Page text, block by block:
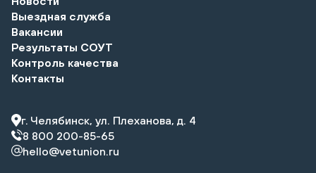
Выездная служба
Вакансии
Результаты СОУТ
Контроль качества
Контакты
г. Челябинск, ул. Плеханова, д. 4
8 800 200-85-65
hello@vetunion.ru